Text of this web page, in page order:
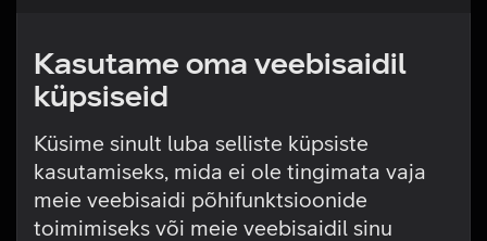
Kasutame oma veebisaidil
küpsiseid
Küsime sinult luba selliste küpsiste
kasutamiseks, mida ei ole tingimata vaja
meie veebisaidi põhifunktsioonide
toimimiseks või meie veebisaidil sinu
Tehniline viga